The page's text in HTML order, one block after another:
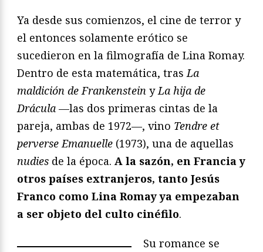
Ya desde sus comienzos, el cine de terror y
el entonces solamente erótico se
sucedieron en la filmografía de Lina Romay.
Dentro de esta matemática, tras La
maldición de Frankenstein y La hija de
Drácula —las dos primeras cintas de la
pareja, ambas de 1972—, vino Tendre et
perverse Emanuelle (1973), una de aquellas
nudies de la época. A la sazón, en Francia y
otros países extranjeros, tanto Jesús
Franco como Lina Romay ya empezaban
a ser objeto del culto cinéfilo.
Su romance se